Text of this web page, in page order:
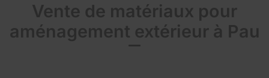
Vente de matériaux pour
aménagement extérieur à Pau